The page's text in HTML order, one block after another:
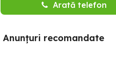
Arată telefon
Anunțuri recomandate